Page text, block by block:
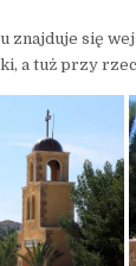
znajduje się
a tuż przy